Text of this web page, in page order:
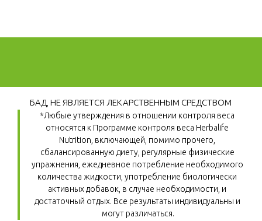
БАД, НЕ ЯВЛЯЕТСЯ ЛЕКАРСТВЕННЫМ СРЕДСТВОМ
*Любые утверждения в отношении контроля веса
относятся к Программе контроля веса Herbalife
Nutrition, включающей, помимо прочего,
сбалансированную диету, регулярные физические
упражнения, ежедневное потребление необходимого
количества жидкости, употребление биологически
активных добавок, в случае необходимости, и
достаточный отдых. Все результаты индивидуальны и
могут различаться.